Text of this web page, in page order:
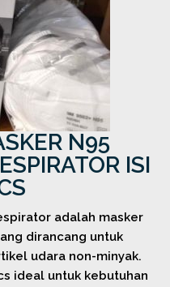
N95
ISI
adalah masker
dirancang untuk
udara non-minyak.
ideal untuk kebutuhan